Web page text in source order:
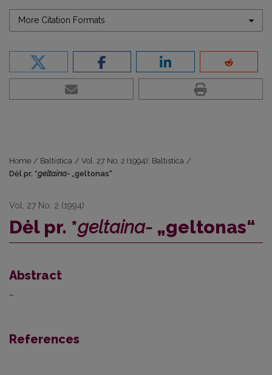
More Citation Formats
Home / Baltistica / Vol. 27 No. 2 (1994): Baltistica /
Dėl pr. *geltaina- „geltonas“
Vol. 27 No. 2 (1994)
Dėl pr. *geltaina- „geltonas“
Abstract
–
References